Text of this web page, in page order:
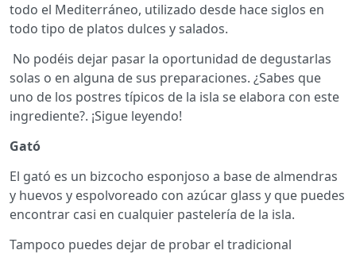
todo el Mediterráneo, utilizado desde hace siglos en
todo tipo de platos dulces y salados.
No podéis dejar pasar la oportunidad de degustarlas
solas o en alguna de sus preparaciones. ¿Sabes que
uno de los postres típicos de la isla se elabora con este
ingrediente?. ¡Sigue leyendo!
Gató
El gató es un bizcocho esponjoso a base de almendras
y huevos y espolvoreado con azúcar glass y que puedes
encontrar casi en cualquier pastelería de la isla.
Tampoco puedes dejar de probar el tradicional